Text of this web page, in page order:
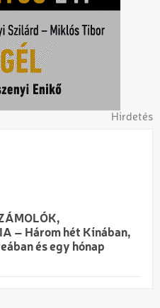
Hirdetés
– Három hét Kínában,
és egy hónap